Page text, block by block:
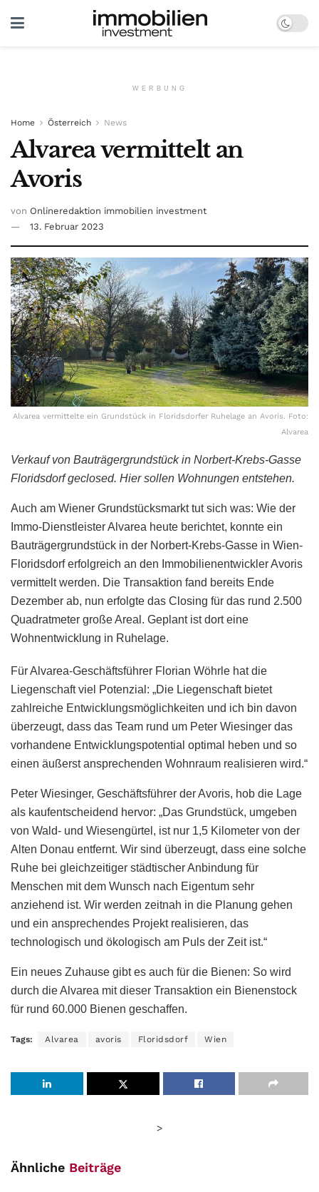
WERBUNG
Home Österreich News
Alvarea vermittelt an
Avoris
von Onlineredaktion immobilien investment
13. Februar 2023
Alvarea vermittelte ein Grundstück in Floridsdorfer Ruhelage an Avoris. Foto:
Alvarea
Verkauf von Bauträgergrundstück in Norbert-Krebs-Gasse
Floridsdorf geclosed. Hier sollen Wohnungen entstehen.
Auch am Wiener Grundstücksmarkt tut sich was: Wie der
Immo-Dienstleister Alvarea heute berichtet, konnte ein
Bauträgergrundstück in der Norbert-Krebs-Gasse in Wien-
Floridsdorf erfolgreich an den Immobilienentwickler Avoris
vermittelt werden. Die Transaktion fand bereits Ende
Dezember ab, nun erfolgte das Closing für das rund 2.500
Quadratmeter große Areal. Geplant ist dort eine
Wohnentwicklung in Ruhelage.
Für Alvarea-Geschäftsführer Florian Wöhrle hat die
Liegenschaft viel Potenzial: „Die Liegenschaft bietet
zahlreiche Entwicklungsmöglichkeiten und ich bin davon
überzeugt, dass das Team rund um Peter Wiesinger das
vorhandene Entwicklungspotential optimal heben und so
einen äußerst ansprechenden Wohnraum realisieren wird.“
Peter Wiesinger, Geschäftsführer der Avoris, hob die Lage
als kaufentscheidend hervor: „Das Grundstück, umgeben
von Wald- und Wiesengürtel, ist nur 1,5 Kilometer von der
Alten Donau entfernt. Wir sind überzeugt, dass eine solche
Ruhe bei gleichzeitiger städtischer Anbindung für
Menschen mit dem Wunsch nach Eigentum sehr
anziehend ist. Wir werden zeitnah in die Planung gehen
und ein ansprechendes Projekt realisieren, das
technologisch und ökologisch am Puls der Zeit ist.“
Ein neues Zuhause gibt es auch für die Bienen: So wird
durch die Alvarea mit dieser Transaktion ein Bienenstock
für rund 60.000 Bienen geschaffen.
Tags: Alvarea avoris Floridsdorf Wien
>
Ähnliche Beiträge